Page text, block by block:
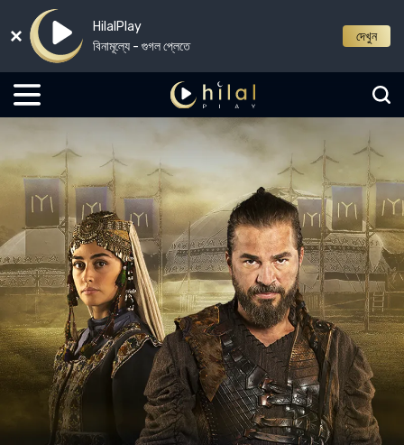
HilalPlay
বিনামূল্যে - গুগল প্লেতে
দেখুন